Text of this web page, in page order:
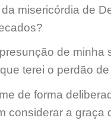
misericórdia de
de minha
terei o perdão
de forma
considerar a graça